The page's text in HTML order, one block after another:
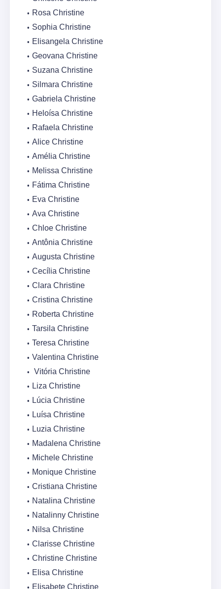
Rosa Christine
Sophia Christine
Elisangela Christine
Geovana Christine
Suzana Christine
Silmara Christine
Gabriela Christine
Heloísa Christine
Rafaela Christine
Alice Christine
Amélia Christine
Melissa Christine
Fátima Christine
Eva Christine
Ava Christine
Chloe Christine
Antônia Christine
Augusta Christine
Cecília Christine
Clara Christine
Cristina Christine
Roberta Christine
Tarsila Christine
Teresa Christine
Valentina Christine
Vitória Christine
Liza Christine
Lúcia Christine
Luísa Christine
Luzia Christine
Madalena Christine
Michele Christine
Monique Christine
Cristiana Christine
Natalina Christine
Natalinny Christine
Nilsa Christine
Clarisse Christine
Christine Christine
Elisa Christine
Elisabete Christine